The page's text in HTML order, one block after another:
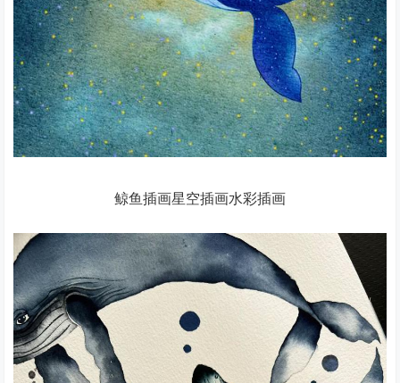
鲸鱼插画星空插画水彩插画